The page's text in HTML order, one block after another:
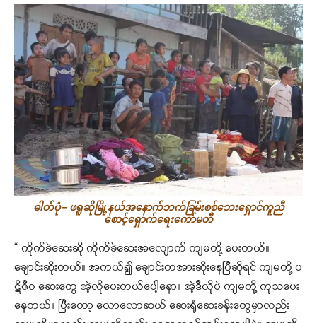
ဓါတ်ပုံ – ဖရူဆိုမြို့နယ်အနောက်ဘက်ခြမ်းစစ်ဘေးရှောင်ကူညီ
စောင့်ရှောက်ရေးကော်မတီ
“ ကိုက်ခဲဆေးဆို ကိုက်ခဲဆေးအလျောက် ကျမတို့ ပေးတယ်။
ချောင်းဆိုးတယ်။ အကယ်၍ ချောင်းတအားဆိုးနေပြီဆိုရင် ကျမတို့ ပ
ဋိဇီဝ ဆေးတွေ အဲ့လိုပေးတယ်ပေါ့နော။ အဲ့ဒီလိုပဲ ကျမတို့ ကုသပေး
နေတယ်။ ပြီးတော့ လောလောဆယ် ဆေးရုံဆေးခန်းတွေမှာလည်း